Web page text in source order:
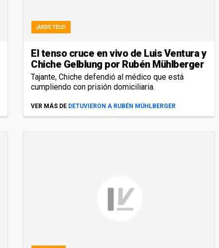
¡ARDE TELE!
El tenso cruce en vivo de Luis Ventura y
Chiche Gelblung por Rubén Mühlberger
Tajante, Chiche defendió al médico que está
cumpliendo con prisión domiciliaria.
VER MÁS DE DETUVIERON A RUBÉN MÜHLBERGER